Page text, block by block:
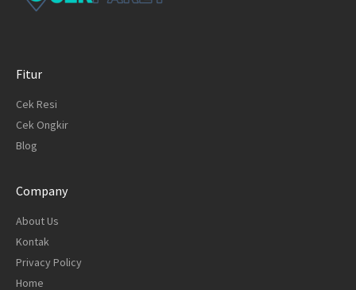
Fitur
Cek Resi
Cek Ongkir
Blog
Company
About Us
Kontak
Privacy Policy
Home